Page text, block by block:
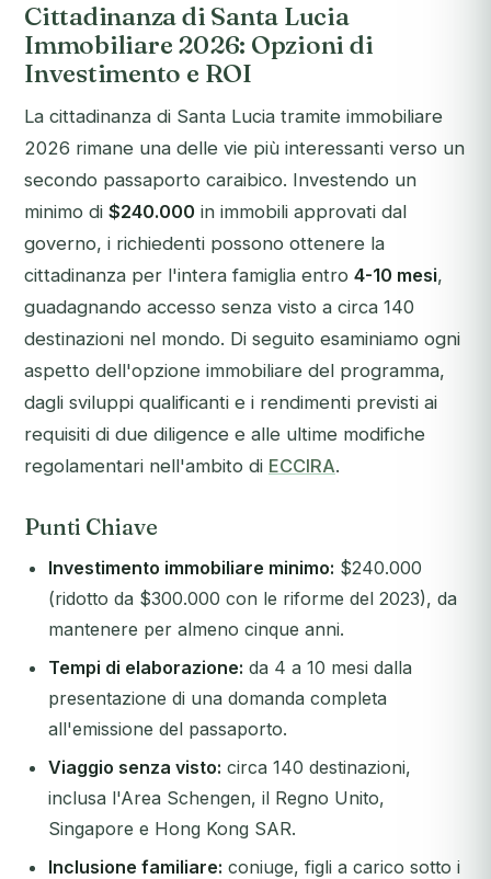
Cittadinanza di Santa Lucia
Immobiliare 2026: Opzioni di
Investimento e ROI
La cittadinanza di Santa Lucia tramite immobiliare
2026 rimane una delle vie più interessanti verso un
secondo passaporto caraibico. Investendo un
minimo di $240.000 in immobili approvati dal
governo, i richiedenti possono ottenere la
cittadinanza per l'intera famiglia entro 4-10 mesi,
guadagnando accesso senza visto a circa 140
destinazioni nel mondo. Di seguito esaminiamo ogni
aspetto dell'opzione immobiliare del programma,
dagli sviluppi qualificanti e i rendimenti previsti ai
requisiti di due diligence e alle ultime modifiche
regolamentari nell'ambito di ECCIRA.
Punti Chiave
Investimento immobiliare minimo: $240.000
(ridotto da $300.000 con le riforme del 2023), da
mantenere per almeno cinque anni.
Tempi di elaborazione: da 4 a 10 mesi dalla
presentazione di una domanda completa
all'emissione del passaporto.
Viaggio senza visto: circa 140 destinazioni,
inclusa l'Area Schengen, il Regno Unito,
Singapore e Hong Kong SAR.
Inclusione familiare: coniuge, figli a carico sotto i